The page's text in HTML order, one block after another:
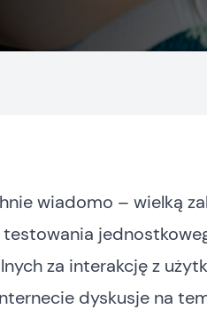
wiadomo – wielką
za interakcję z
dyskusje na